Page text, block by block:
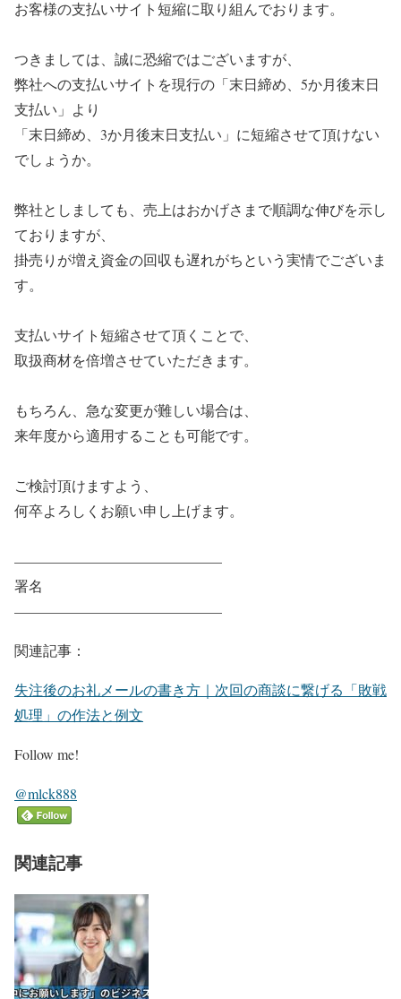
お客様の支払いサイト短縮に取り組んでおります。
つきましては、誠に恐縮ではございますが、
弊社への支払いサイトを現行の「末日締め、5か月後末日
支払い」より
「末日締め、3か月後末日支払い」に短縮させて頂けない
でしょうか。
弊社としましても、売上はおかげさまで順調な伸びを示し
ておりますが、
掛売りが増え資金の回収も遅れがちという実情でございま
す。
支払いサイト短縮させて頂くことで、
取扱商材を倍増させていただきます。
もちろん、急な変更が難しい場合は、
来年度から適用することも可能です。
ご検討頂けますよう、
何卒よろしくお願い申し上げます。
——————————————–
署名
——————————————–
関連記事：
失注後のお礼メールの書き方｜次回の商談に繋げる「敗戦
処理」の作法と例文
Follow me!
@mlck888
関連記事